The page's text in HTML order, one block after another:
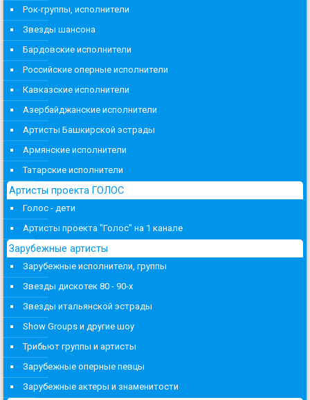
Рок-группы, исполнители
Звезды шансона
Бардовские исполнители
Российские оперные исполнители
Кавказские исполнители
Азербайджанские исполнители
Артисты Башкирской эстрады
Армянские исполнители
Татарские исполнители
Артисты проекта ГОЛОС
Голос - дети
Артисты проекта "Голос" на 1 канале
Зарубежные артисты
Зарубежные исполнители, группы
Звезды дискотек 80 - 90-х
Звезды итальянской эстрады
Show Groups и другие шоу
Трибьют группы и артисты
Зарубежные оперные певцы
Зарубежные актеры и знаменитости